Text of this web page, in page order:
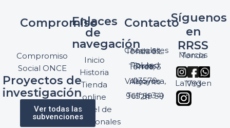
Compromiso
Compromiso
Social ONCE
Proyectos de
investigación
Ver todas las
subvenciones
Enlaces
de
navegación
Inicio
Historia
Tienda
online
Panel de
profesionales
Contacto
Chocolates Marcos Tonda S.L.
Pol. Ind. Torres, Ptda. Torres, 3
03570 Villajoyosa, Alicante
Telf: (+34) 965 89 59 24
Síguenos
en
RRSS
Marcos Tonda
La Virgen 1793